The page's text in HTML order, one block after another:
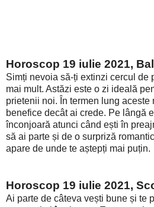
Horoscop 19 iulie 2021,
Simți nevoia să-ți extinzi cercul de
mai mult. Astăzi este o zi ideală
prietenii noi. În termen lung aceste
benefice decât ai crede. Pe lângă
înconjoară atunci când ești în
să ai parte și de o surpriză
apare de unde te aștepți mai puțin.
Horoscop 19 iulie 2021,
Ai parte de câteva vești bune și te